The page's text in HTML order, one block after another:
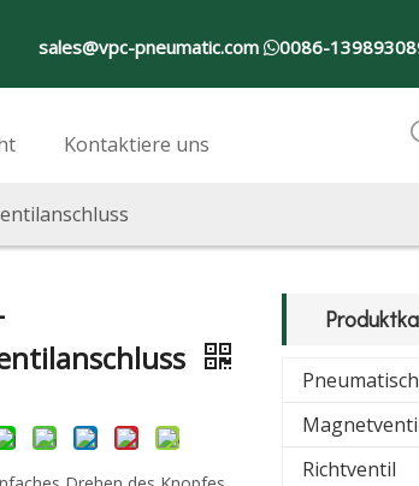
sales@vpc-pneumatic.com 0086-
Kontaktiere uns
Richtventil